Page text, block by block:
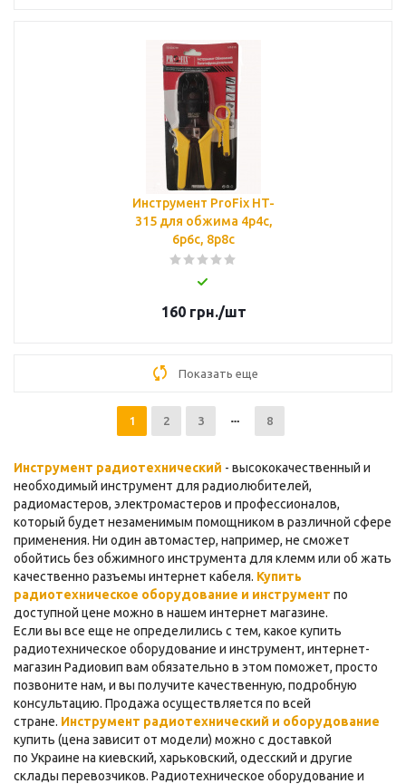
Инструмент ProFix HT-
315 для обжима 4p4c,
6p6c, 8p8c
160грн./шт
Показать еще
1 2 3 8
Инструмент радиотехнический - высококачественный и
необходимый инструмент для радиолюбителей,
радиомастеров, электромастеров и профессионалов,
который будет незаменимым помощником в различной сфере
применения. Ни один автомастер, например, не сможет
обойтись без обжимного инструмента для клемм или об жать
качественно разъемы интернет кабеля. Купить
радиотехническое оборудование и инструмент по
доступной цене можно в нашем интернет магазине.
Если вы все еще не определились с тем, какое купить
радиотехническое оборудование и инструмент, интернет-
магазин Радиовип вам обязательно в этом поможет, просто
позвоните нам, и вы получите качественную, подробную
консультацию. Продажа осуществляется по всей
стране. Инструмент радиотехнический и оборудование
купить (цена зависит от модели) можно с доставкой
по Украине на киевский, харьковский, одесский и другие
склады перевозчиков. Радиотехническое оборудование и